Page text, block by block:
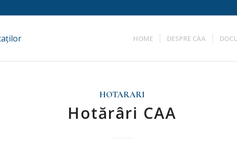
HOME DESPRE CAA
HOTARARI
Hotărâri CAA